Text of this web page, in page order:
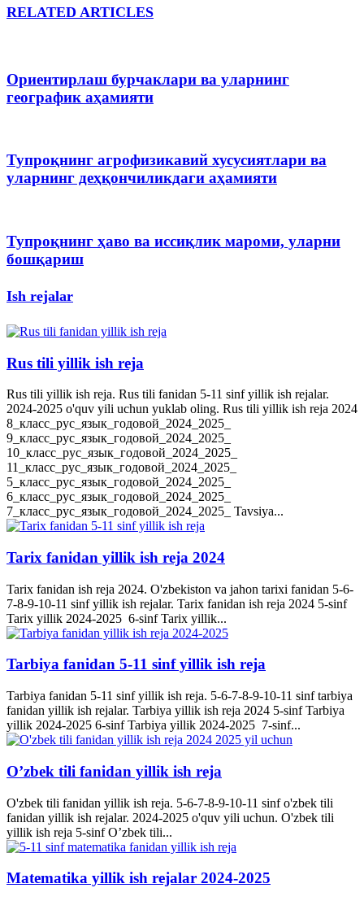
RELATED ARTICLES
Ориентирлаш бурчаклари ва уларнинг
географик аҳамияти
Тупроқнинг агрофизикавий хусусиятлари ва
уларнинг деҳқончиликдаги аҳамияти
Тупроқнинг ҳаво ва иссиқлик мароми, уларни
бошқариш
Ish rejalar
Rus tili yillik ish reja
Rus tili yillik ish reja. Rus tili fanidan 5-11 sinf yillik ish rejalar.
2024-2025 o'quv yili uchun yuklab oling. Rus tili yillik ish reja 2024
8_класс_рус_язык_годовой_2024_2025_
9_класс_рус_язык_годовой_2024_2025_
10_класс_рус_язык_годовой_2024_2025_
11_класс_рус_язык_годовой_2024_2025_
5_класс_рус_язык_годовой_2024_2025_
6_класс_рус_язык_годовой_2024_2025_
7_класс_рус_язык_годовой_2024_2025_ Tavsiya...
Tarix fanidan yillik ish reja 2024
Tarix fanidan ish reja 2024. O'zbekiston va jahon tarixi fanidan 5-6-
7-8-9-10-11 sinf yillik ish rejalar. Tarix fanidan ish reja 2024 5-sinf
Tarix yillik 2024-2025 6-sinf Tarix yillik...
Tarbiya fanidan 5-11 sinf yillik ish reja
Tarbiya fanidan 5-11 sinf yillik ish reja. 5-6-7-8-9-10-11 sinf tarbiya
fanidan yillik ish rejalar. Tarbiya yillik ish reja 2024 5-sinf Tarbiya
yillik 2024-2025 6-sinf Tarbiya yillik 2024-2025 7-sinf...
O’zbek tili fanidan yillik ish reja
O'zbek tili fanidan yillik ish reja. 5-6-7-8-9-10-11 sinf o'zbek tili
fanidan yillik ish rejalar. 2024-2025 o'quv yili uchun. O'zbek tili
yillik ish reja 5-sinf O’zbek tili...
Matematika yillik ish rejalar 2024-2025